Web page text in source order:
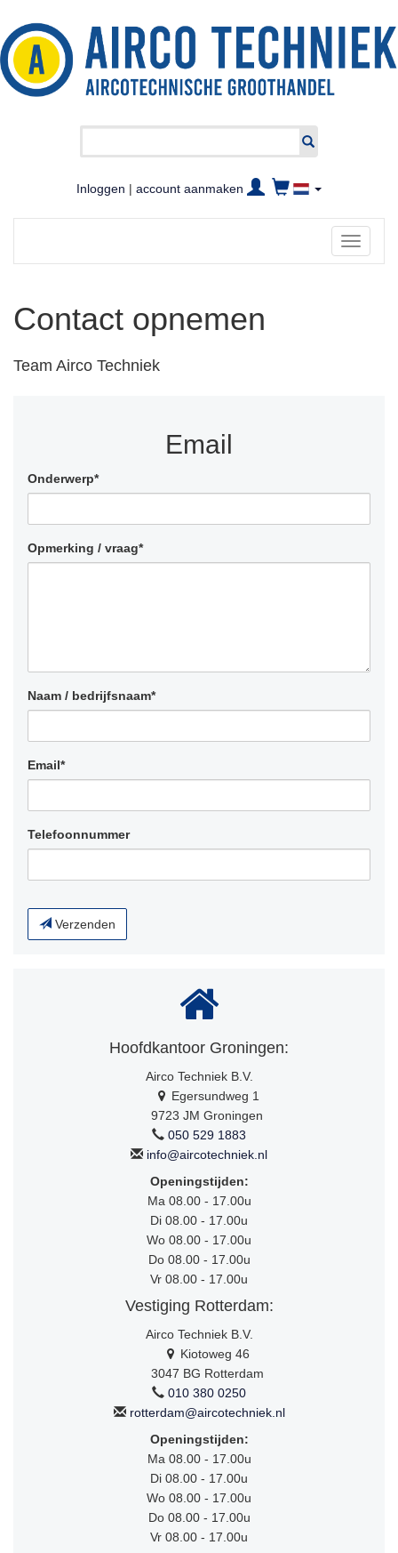
Inloggen | account aanmaken
Toggle
Contact opnemen
Team Airco Techniek
Email
Onderwerp*
Opmerking / vraag*
Naam / bedrijfsnaam*
Email*
Telefoonnummer
Verzenden
Hoofdkantoor Groningen:
Airco Techniek B.V.
Egersundweg 1
9723 JM Groningen
050 529 1883
info@aircotechniek.nl
Openingstijden:
Ma 08.00 - 17.00u
Di 08.00 - 17.00u
Wo 08.00 - 17.00u
Do 08.00 - 17.00u
Vr 08.00 - 17.00u
Vestiging Rotterdam:
Airco Techniek B.V.
Kiotoweg 46
3047 BG Rotterdam
010 380 0250
rotterdam@aircotechniek.nl
Openingstijden:
Ma 08.00 - 17.00u
Di 08.00 - 17.00u
Wo 08.00 - 17.00u
Do 08.00 - 17.00u
Vr 08.00 - 17.00u